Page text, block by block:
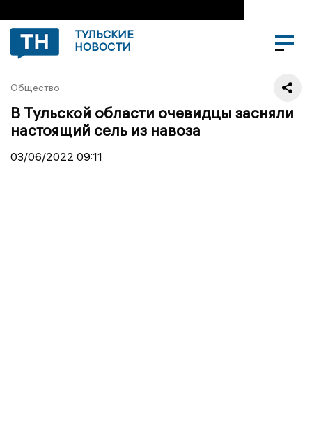
ТУЛЬСКИЕ
НОВОСТИ
Общество
В Тульской области очевидцы засняли
настоящий сель из навоза
03/06/2022 09:11